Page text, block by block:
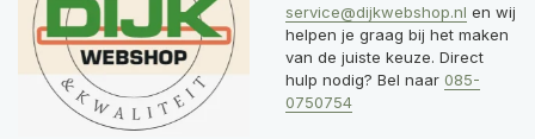
service@dijkwebshop.nl en wij
helpen je graag bij het maken
van de juiste keuze. Direct
hulp nodig? Bel naar 085-
0750754